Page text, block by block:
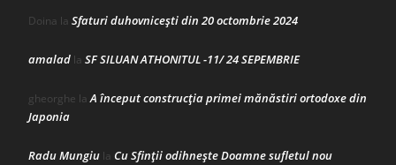
Doina la Sfaturi duhovnicești din 20 octombrie 2024
amalad la SF SILUAN ATHONITUL -11/ 24 SEPEMBRIE
gheorghe laA început construcţia primei mănăstiri ortodoxe din
Japonia
Radu Mungiu la Cu Sfinții odihnește Doamne sufletul nou